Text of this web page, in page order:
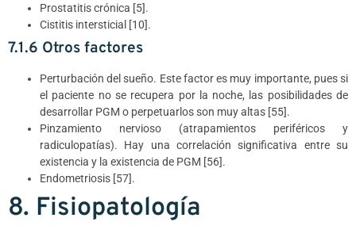
Prostatitis crónica [5].
Cistitis intersticial [10].
7.1.6 Otros factores
Perturbación del sueño. Este factor es muy importante, pues si
el paciente no se recupera por la noche, las posibilidades de
desarrollar PGM o perpetuarlos son muy altas [55].
Pinzamiento nervioso (atrapamientos periféricos y
radiculopatías). Hay una correlación significativa entre su
existencia y la existencia de PGM [56].
Endometriosis [57].
8. Fisiopatología